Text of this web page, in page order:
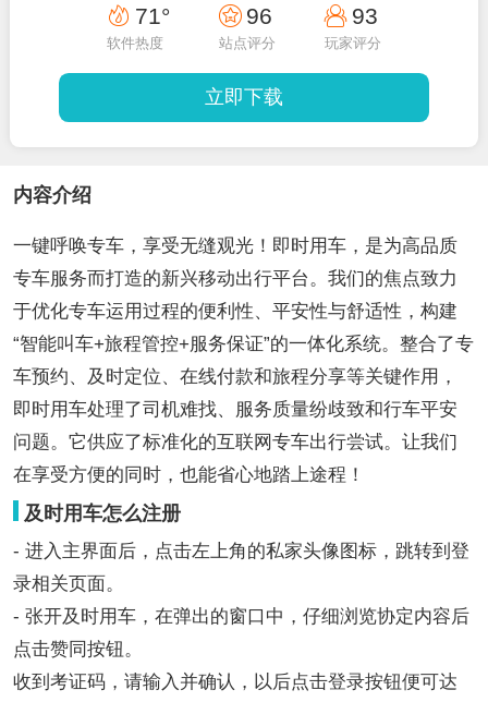
71°
软件热度
96
站点评分
93
玩家评分
立即下载
内容介绍
一键呼唤专车，享受无缝观光！即时用车，是为高品质
专车服务而打造的新兴移动出行平台。我们的焦点致力
于优化专车运用过程的便利性、平安性与舒适性，构建
“智能叫车+旅程管控+服务保证”的一体化系统。整合了专
车预约、及时定位、在线付款和旅程分享等关键作用，
即时用车处理了司机难找、服务质量纷歧致和行车平安
问题。它供应了标准化的互联网专车出行尝试。让我们
在享受方便的同时，也能省心地踏上途程！
及时用车怎么注册
- 进入主界面后，点击左上角的私家头像图标，跳转到登
录相关页面。
- 张开及时用车，在弹出的窗口中，仔细浏览协定内容后
点击赞同按钮。
收到考证码，请输入并确认，以后点击登录按钮便可达